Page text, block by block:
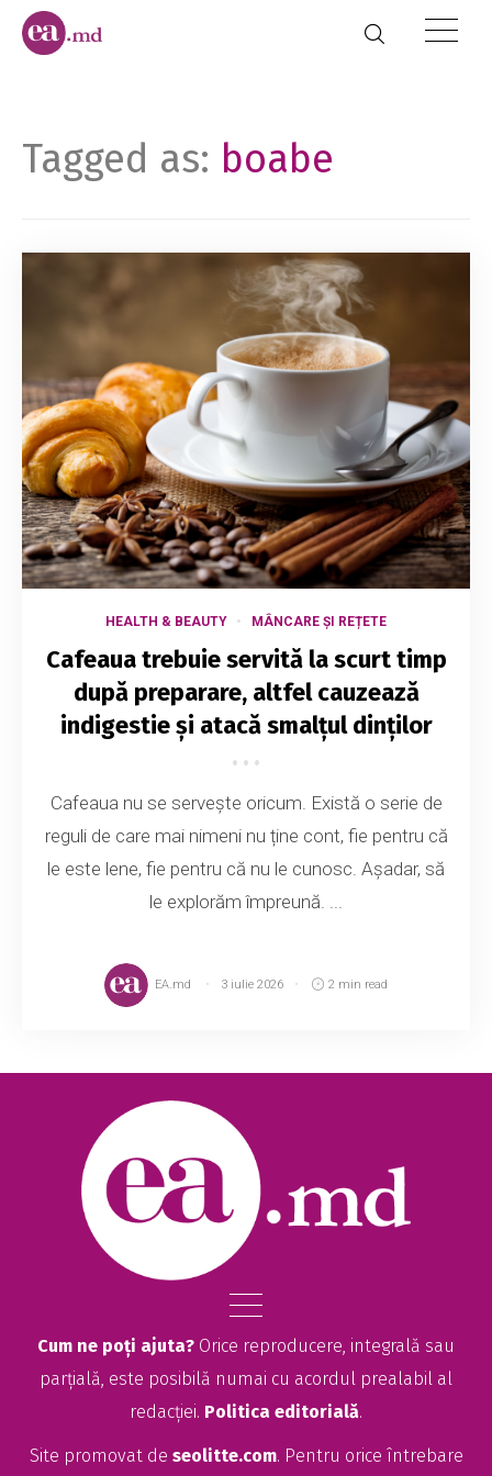
Tagged as: boabe
HEALTH & BEAUTY MÂNCARE ȘI REȚETE
Cafeaua trebuie servită la scurt timp
după preparare, altfel cauzează
indigestie și atacă smalțul dinților
Cafeaua nu se servește oricum. Există o serie de
reguli de care mai nimeni nu ține cont, fie pentru că
le este lene, fie pentru că nu le cunosc. Așadar, să
le explorăm împreună. ...
EA.md 3 iulie 2026 2 min read
Cum ne poți ajuta? Orice reproducere, integrală sau
parțială, este posibilă numai cu acordul prealabil al
redacției. Politica editorială.
Site promovat de seolitte.com. Pentru orice întrebare